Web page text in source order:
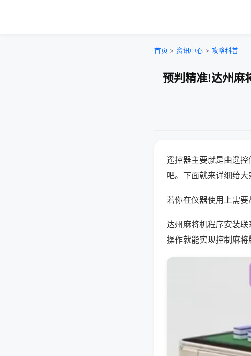
首页 > 资讯中心 > 攻略科普
预判精准!达州麻
遥控器主要就是由遥
吧。下面就来详细给大
若你在仪器使用上需
达州麻将机程序安装
操作就能实现控制麻将